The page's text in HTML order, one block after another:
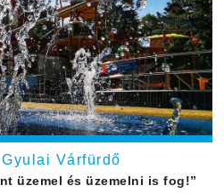
Várfürdő
üzemel és üzemelni is fog!”